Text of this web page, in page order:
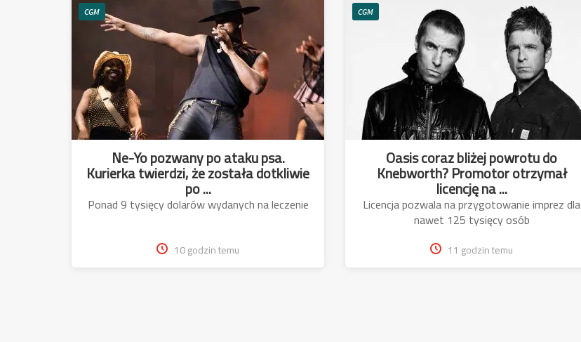
CGM
Ne-Yo pozwany po ataku psa.
Kurierka twierdzi, że została dotkliwie
po ...
Ponad 9 tysięcy dolarów wydanych na leczenie
10 godzin temu
CGM
Oasis coraz bliżej powrotu do
Knebworth? Promotor otrzymał
licencję na ...
Licencja pozwala na przygotowanie imprez dla
nawet 125 tysięcy osób
11 godzin temu